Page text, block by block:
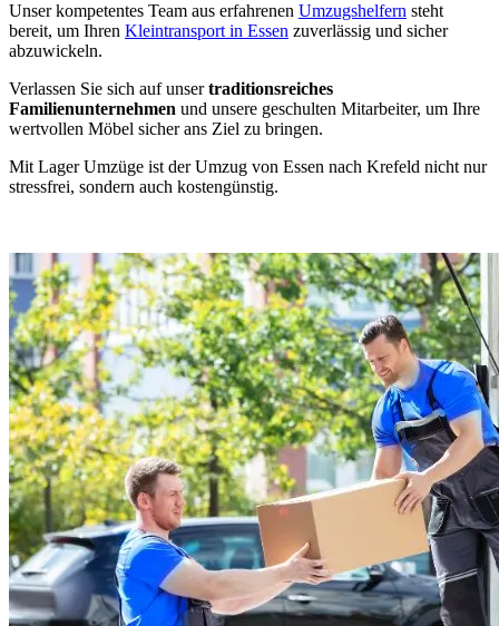
Unser kompetentes Team aus erfahrenen Umzugshelfern steht
bereit, um Ihren Kleintransport in Essen zuverlässig und sicher
abzuwickeln.
Verlassen Sie sich auf unsertraditionsreiches
Familienunternehmen und unsere geschulten Mitarbeiter, um Ihre
wertvollen Möbel sicher ans Ziel zu bringen.
Mit Lager Umzüge ist der Umzug von Essen nach Krefeld nicht nur
stressfrei, sondern auch kostengünstig.